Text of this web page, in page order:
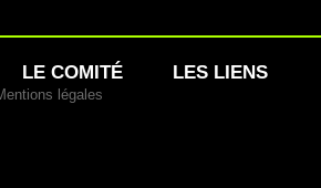
LE COMITÉ LES LIENS
légales